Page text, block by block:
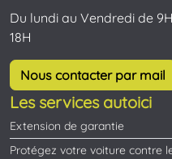
Du lundi au Vendredi de
18H
Nous contacter par mail
Les services autoici
Extension de garantie
Protégez votre voiture contre